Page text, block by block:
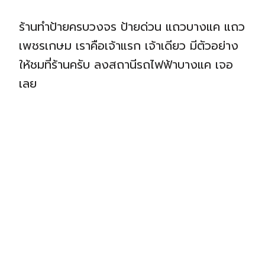
ร้านทำป้ายครบวงจร ป้ายด่วน แถวบางแค แถว
เพชรเกษม เราคือเจ้าแรก เจ้าเดียว มีตัวอย่าง
ให้ชมที่ร้านครับ ลงสถานีรถไฟฟ้าบางแค เจอ
เลย